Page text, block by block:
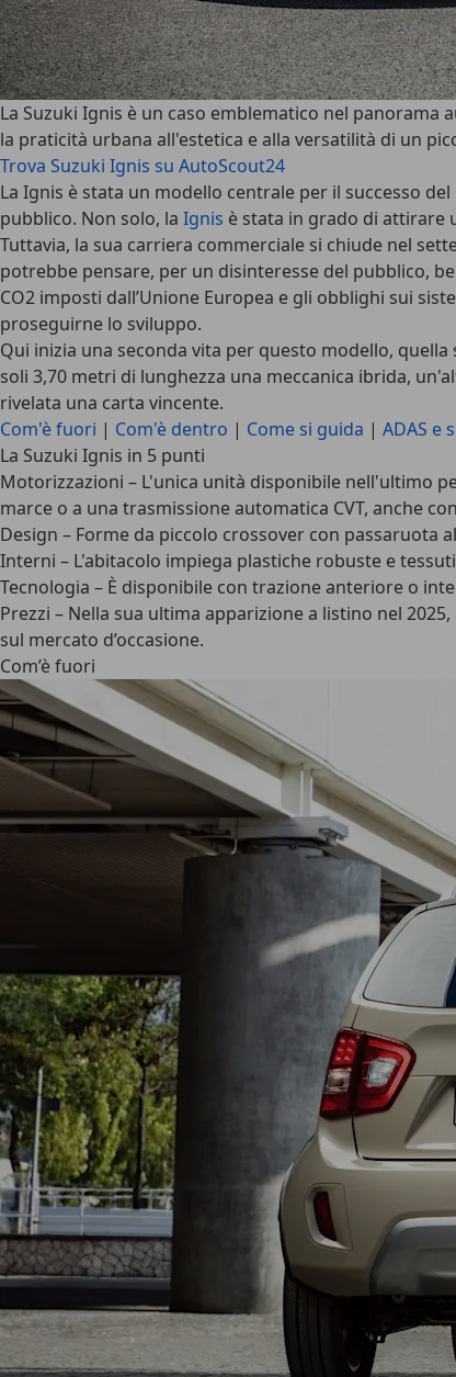
La Suzuki Ignis è un caso emblematico nel panorama
la praticità urbana all'estetica e alla versatilità di un
Trova Suzuki Ignis su AutoScout24
La Ignis è stata un modello centrale per il successo
pubblico. Non solo, la Ignis è stata in grado di attirare
Tuttavia, la sua carriera commerciale si chiude nel
potrebbe pensare, per un disinteresse del pubblico,
CO2 imposti dall’Unione Europea e gli obblighi sui
proseguirne lo sviluppo.
Qui inizia una seconda vita per questo modello, quella
soli 3,70 metri di lunghezza una meccanica ibrida,
rivelata una carta vincente.
Com'è fuori | Com'è dentro | Come si guida | ADAS e
La Suzuki Ignis in 5 punti
Motorizzazioni – L'unica unità disponibile nell'ultimo
marce o a una trasmissione automatica CVT, anche
Design – Forme da piccolo crossover con passaruota
Interni – L'abitacolo impiega plastiche robuste e
Tecnologia – È disponibile con trazione anteriore o
Prezzi – Nella sua ultima apparizione a listino nel
sul mercato d’occasione.
Com’è fuori